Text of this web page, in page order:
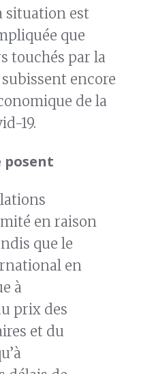
situation est
que
touchés par la
encore
de la
19.
posent
en raison
que le
en
à
prix des
et du